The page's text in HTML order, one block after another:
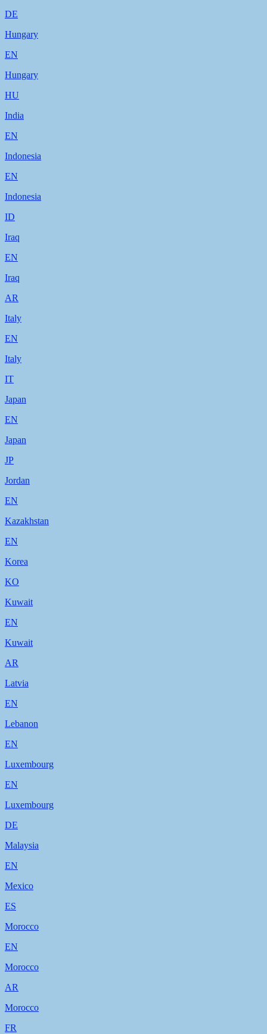
DE
Hungary
EN
Hungary
HU
India
EN
Indonesia
EN
Indonesia
ID
Iraq
EN
Iraq
AR
Italy
EN
Italy
IT
Japan
EN
Japan
JP
Jordan
EN
Kazakhstan
EN
Korea
KO
Kuwait
EN
Kuwait
AR
Latvia
EN
Lebanon
EN
Luxembourg
EN
Luxembourg
DE
Malaysia
EN
Mexico
ES
Morocco
EN
Morocco
AR
Morocco
FR